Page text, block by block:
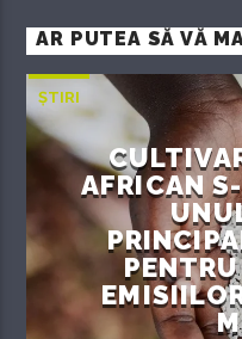
AR PUTEA SĂ VĂ
ȘTIRI
AFRICAN